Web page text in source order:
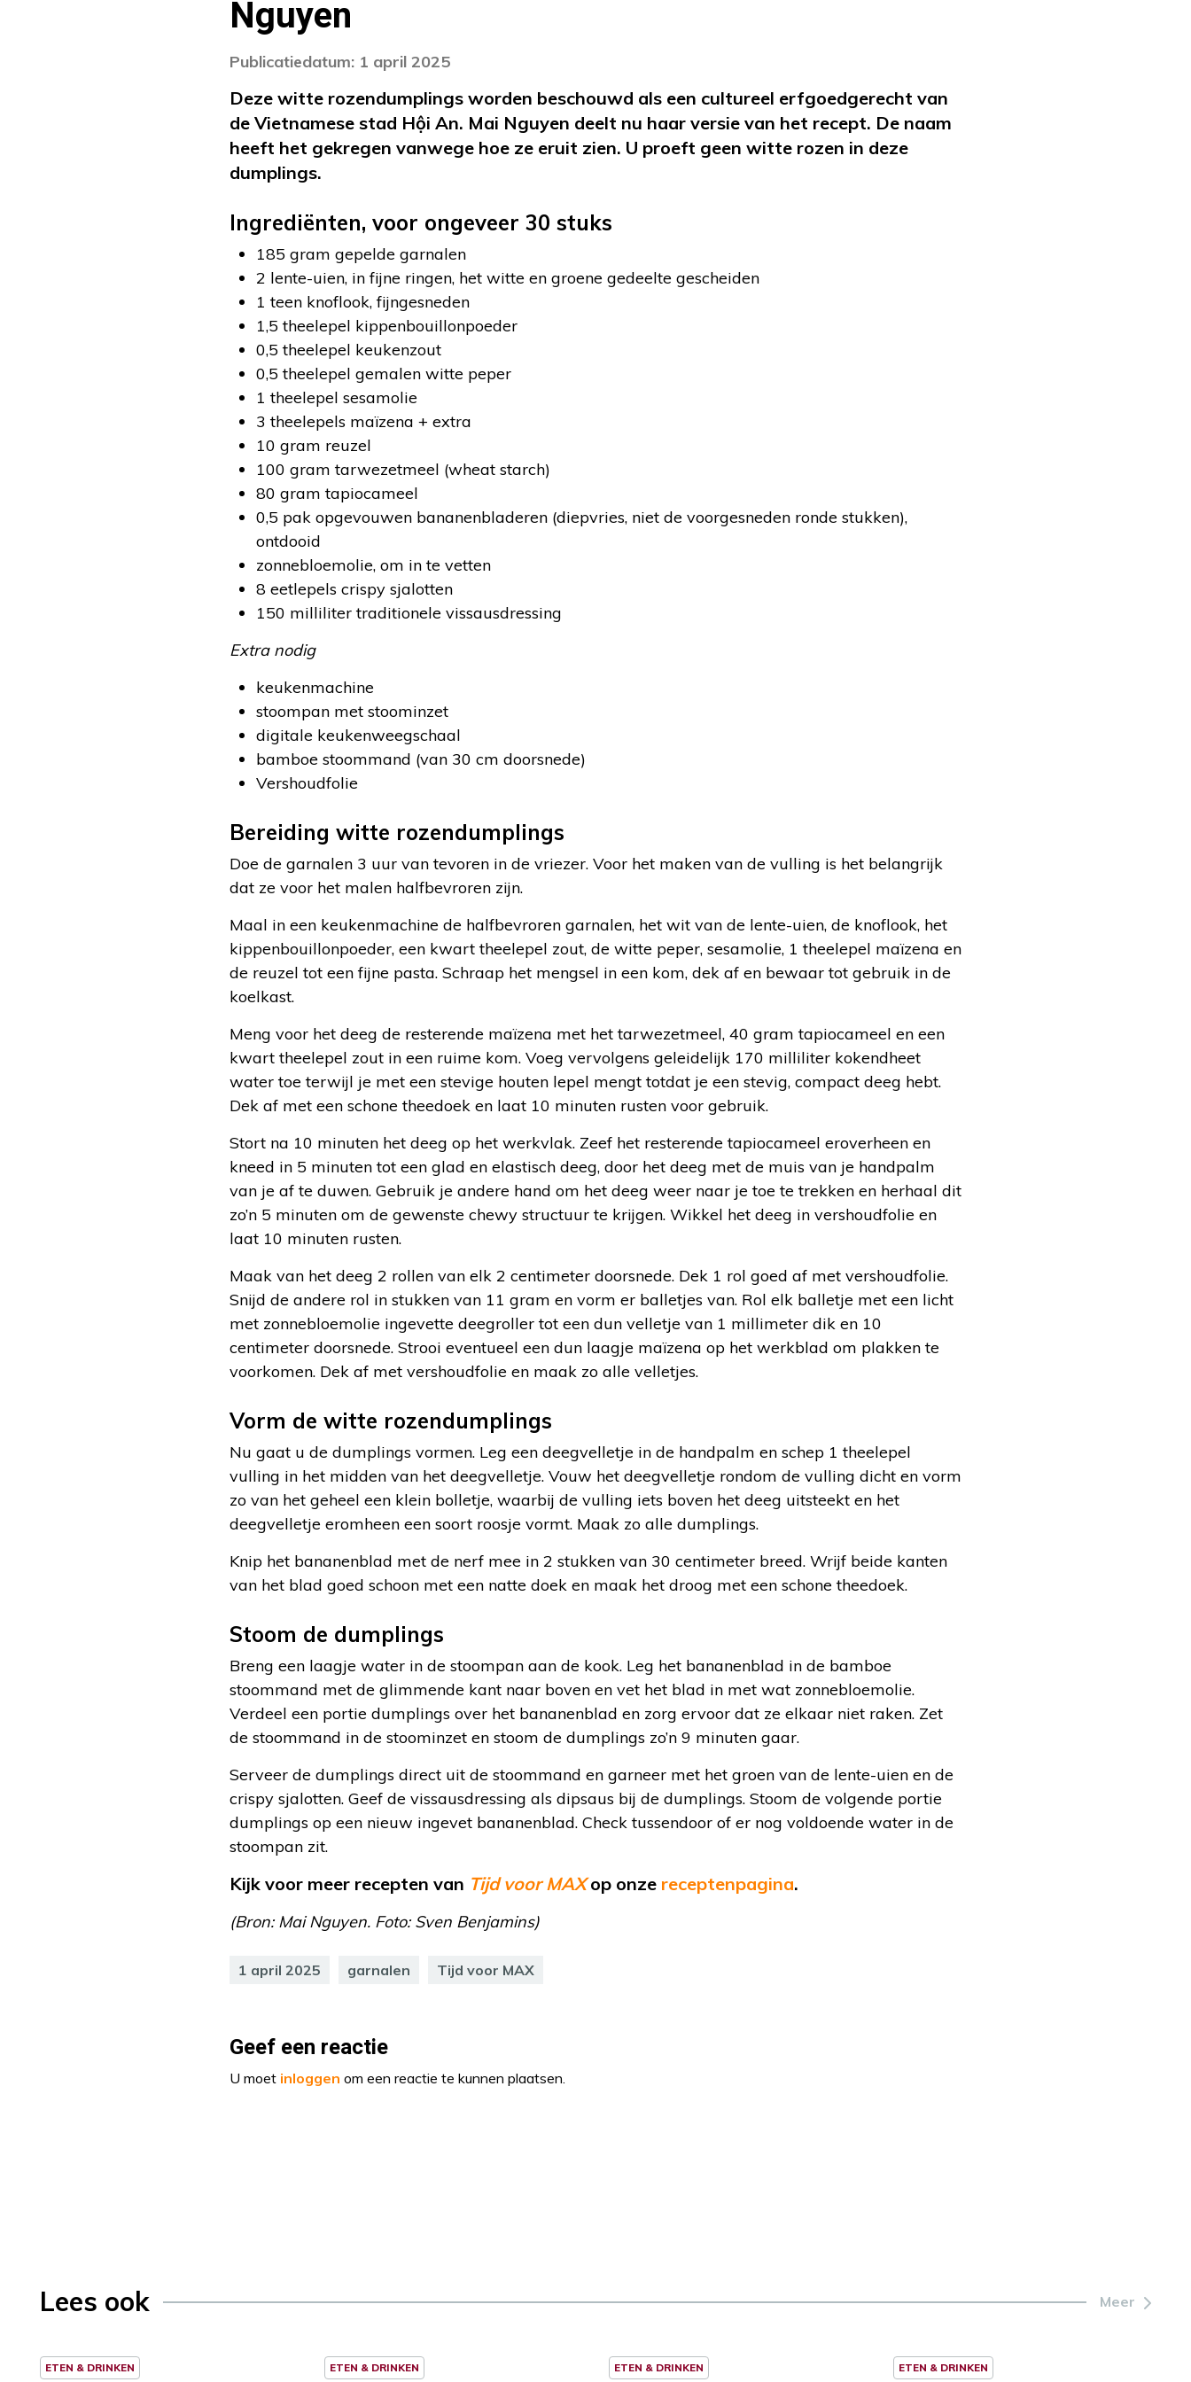
Nguyen
Publicatiedatum: 1 april 2025
Deze witte rozendumplings worden beschouwd als een cultureel erfgoedgerecht van
de Vietnamese stad Hội An. Mai Nguyen deelt nu haar versie van het recept. De naam
heeft het gekregen vanwege hoe ze eruit zien. U proeft geen witte rozen in deze
dumplings.
Ingrediënten, voor ongeveer 30 stuks
185 gram gepelde garnalen
2 lente-uien, in fijne ringen, het witte en groene gedeelte gescheiden
1 teen knoflook, fijngesneden
1,5 theelepel kippenbouillonpoeder
0,5 theelepel keukenzout
0,5 theelepel gemalen witte peper
1 theelepel sesamolie
3 theelepels maïzena + extra
10 gram reuzel
100 gram tarwezetmeel (wheat starch)
80 gram tapiocameel
0,5 pak opgevouwen bananenbladeren (diepvries, niet de voorgesneden ronde stukken),
ontdooid
zonnebloemolie, om in te vetten
8 eetlepels crispy sjalotten
150 milliliter traditionele vissausdressing
Extra nodig
keukenmachine
stoompan met stoominzet
digitale keukenweegschaal
bamboe stoommand (van 30 cm doorsnede)
Vershoudfolie
Bereiding witte rozendumplings
Doe de garnalen 3 uur van tevoren in de vriezer. Voor het maken van de vulling is het belangrijk
dat ze voor het malen halfbevroren zijn.
Maal in een keukenmachine de halfbevroren garnalen, het wit van de lente-uien, de knoflook, het
kippenbouillonpoeder, een kwart theelepel zout, de witte peper, sesamolie, 1 theelepel maïzena en
de reuzel tot een fijne pasta. Schraap het mengsel in een kom, dek af en bewaar tot gebruik in de
koelkast.
Meng voor het deeg de resterende maïzena met het tarwezetmeel, 40 gram tapiocameel en een
kwart theelepel zout in een ruime kom. Voeg vervolgens geleidelijk 170 milliliter kokendheet
water toe terwijl je met een stevige houten lepel mengt totdat je een stevig, compact deeg hebt.
Dek af met een schone theedoek en laat 10 minuten rusten voor gebruik.
Stort na 10 minuten het deeg op het werkvlak. Zeef het resterende tapiocameel eroverheen en
kneed in 5 minuten tot een glad en elastisch deeg, door het deeg met de muis van je handpalm
van je af te duwen. Gebruik je andere hand om het deeg weer naar je toe te trekken en herhaal dit
zo’n 5 minuten om de gewenste chewy structuur te krijgen. Wikkel het deeg in vershoudfolie en
laat 10 minuten rusten.
Maak van het deeg 2 rollen van elk 2 centimeter doorsnede. Dek 1 rol goed af met vershoudfolie.
Snijd de andere rol in stukken van 11 gram en vorm er balletjes van. Rol elk balletje met een licht
met zonnebloemolie ingevette deegroller tot een dun velletje van 1 millimeter dik en 10
centimeter doorsnede. Strooi eventueel een dun laagje maïzena op het werkblad om plakken te
voorkomen. Dek af met vershoudfolie en maak zo alle velletjes.
Vorm de witte rozendumplings
Nu gaat u de dumplings vormen. Leg een deegvelletje in de handpalm en schep 1 theelepel
vulling in het midden van het deegvelletje. Vouw het deegvelletje rondom de vulling dicht en vorm
zo van het geheel een klein bolletje, waarbij de vulling iets boven het deeg uitsteekt en het
deegvelletje eromheen een soort roosje vormt. Maak zo alle dumplings.
Knip het bananenblad met de nerf mee in 2 stukken van 30 centimeter breed. Wrijf beide kanten
van het blad goed schoon met een natte doek en maak het droog met een schone theedoek.
Stoom de dumplings
Breng een laagje water in de stoompan aan de kook. Leg het bananenblad in de bamboe
stoommand met de glimmende kant naar boven en vet het blad in met wat zonnebloemolie.
Verdeel een portie dumplings over het bananenblad en zorg ervoor dat ze elkaar niet raken. Zet
de stoommand in de stoominzet en stoom de dumplings zo’n 9 minuten gaar.
Serveer de dumplings direct uit de stoommand en garneer met het groen van de lente-uien en de
crispy sjalotten. Geef de vissausdressing als dipsaus bij de dumplings. Stoom de volgende portie
dumplings op een nieuw ingevet bananenblad. Check tussendoor of er nog voldoende water in de
stoompan zit.
Kijk voor meer recepten van Tijd voor MAX op onze receptenpagina.
(Bron: Mai Nguyen. Foto: Sven Benjamins)
1 april 2025 garnalen Tijd voor MAX
Geef een reactie
U moet inloggen om een reactie te kunnen plaatsen.
Lees ook Meer
ETEN & DRINKEN ETEN & DRINKEN ETEN & DRINKEN ETEN & DRINKEN